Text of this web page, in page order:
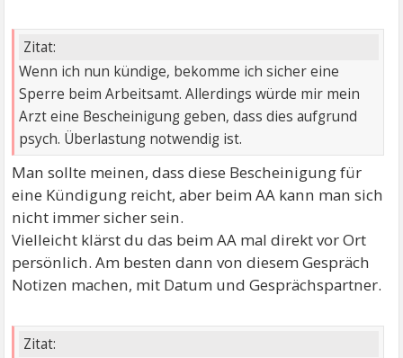
Zitat:
Wenn ich nun kündige, bekomme ich sicher eine
Sperre beim Arbeitsamt. Allerdings würde mir mein
Arzt eine Bescheinigung geben, dass dies aufgrund
psych. Überlastung notwendig ist.
Man sollte meinen, dass diese Bescheinigung für
eine Kündigung reicht, aber beim AA kann man sich
nicht immer sicher sein.
Vielleicht klärst du das beim AA mal direkt vor Ort
persönlich. Am besten dann von diesem Gespräch
Notizen machen, mit Datum und Gesprächspartner.
Zitat: